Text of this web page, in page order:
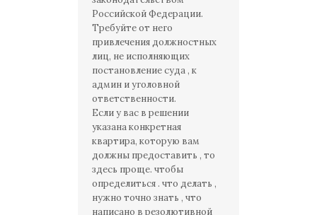
Российской Федерации.
Требуйте от него
привлечения должностных
лиц, не исполняющих
постановление суда , к
админ и уголовной
ответственности.
Если у вас в решении
указана конкретная
квартира, которую вам
должны предоставить , то
здесь проще. чтобы
определиться . что делать ,
нужно точно знать , что
написано в резолютивной